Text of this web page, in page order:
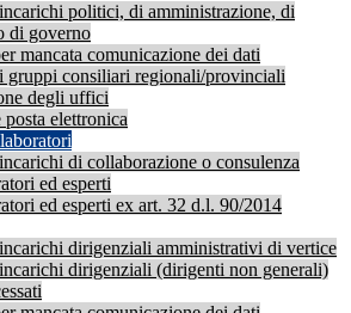
politici, di amministrazione, di
di governo
mancata comunicazione dei dati
gruppi consiliari regionali/provinciali
degli uffici
elettronica
di collaborazione o consulenza
ed esperti
ed esperti ex art. 32 d.l. 90/2014
dirigenziali amministrativi di vertice
dirigenziali (dirigenti non generali)